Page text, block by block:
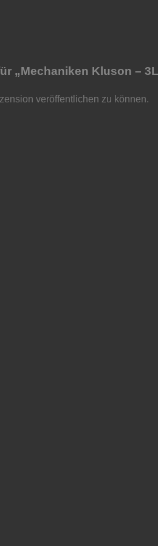
„Mechaniken Kluson –
veröffentlichen zu können.